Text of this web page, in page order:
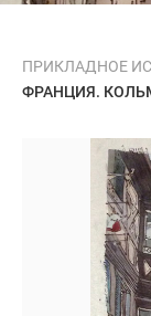
ПРИКЛАДНОЕ
ФРАНЦИЯ.